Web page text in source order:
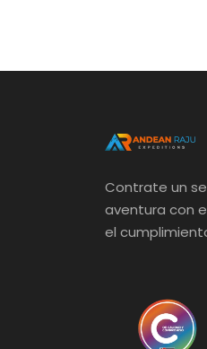
Contrate un
aventura con
el